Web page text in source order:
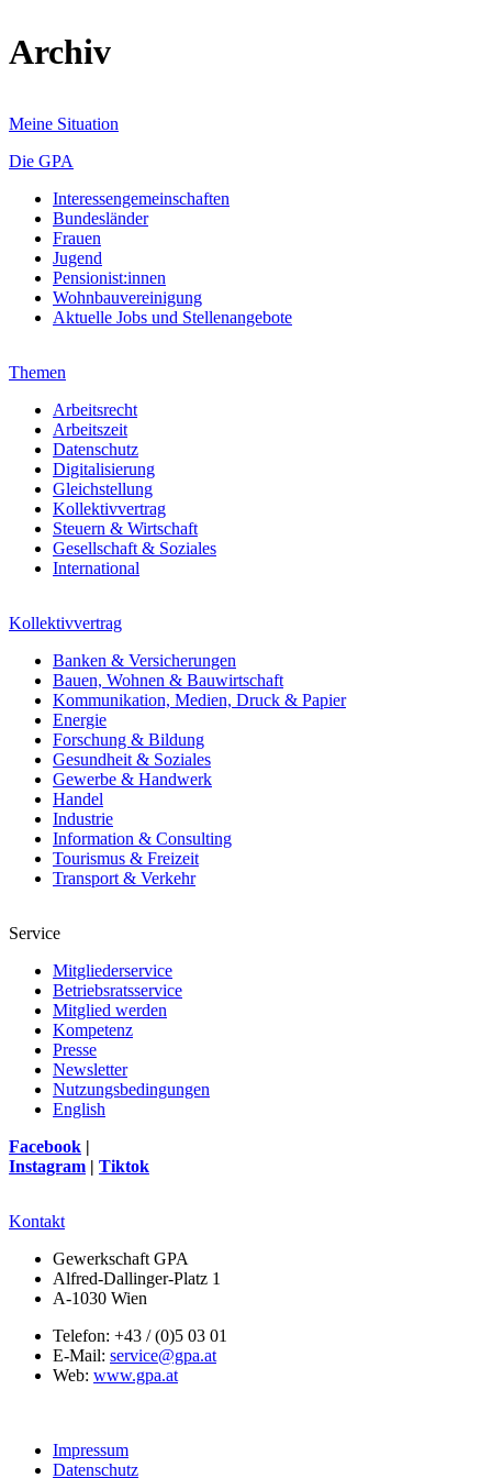
Archiv
Meine Situation
Die GPA
Interessengemeinschaften
Bundesländer
Frauen
Jugend
Pensionist:innen
Wohnbauvereinigung
Aktuelle Jobs und Stellenangebote
Themen
Arbeitsrecht
Arbeitszeit
Datenschutz
Digitalisierung
Gleichstellung
Kollektivvertrag
Steuern & Wirtschaft
Gesellschaft & Soziales
International
Kollektivvertrag
Banken & Versicherungen
Bauen, Wohnen & Bauwirtschaft
Kommunikation, Medien, Druck & Papier
Energie
Forschung & Bildung
Gesundheit & Soziales
Gewerbe & Handwerk
Handel
Industrie
Information & Consulting
Tourismus & Freizeit
Transport & Verkehr
Service
Mitgliederservice
Betriebsratsservice
Mitglied werden
Kompetenz
Presse
Newsletter
Nutzungsbedingungen
English
Facebook |
Instagram | Tiktok
Kontakt
Gewerkschaft GPA
Alfred-Dallinger-Platz 1
A-1030 Wien
Telefon: +43 / (0)5 03 01
E-Mail: service@gpa.at
Web: www.gpa.at
Impressum
Datenschutz